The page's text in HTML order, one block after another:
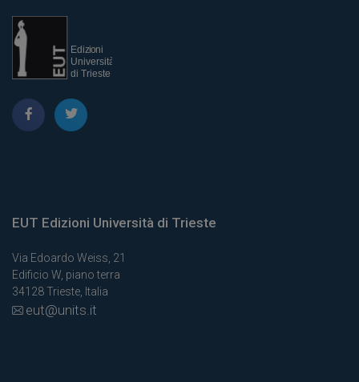
EUT Edizioni Università di Trieste
Via Edoardo Weiss, 21
Edificio W, piano terra
34128 Trieste, Italia
eut@units.it